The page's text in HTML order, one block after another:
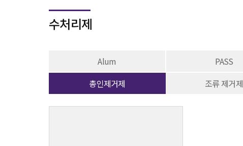
수처리제
Alum PASS
총인제거제
조류 제거제